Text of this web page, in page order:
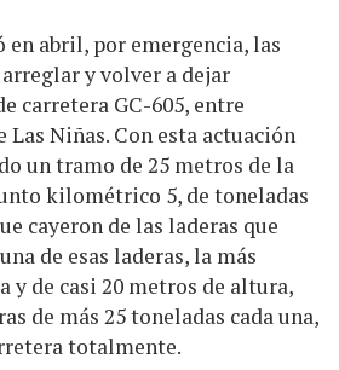
en abril, por emergencia, las
y volver a dejar
carretera GC-605, entre
Las Niñas. Con esta actuación
un tramo de 25 metros de la
kilométrico 5, de toneladas
cayeron de las laderas que
de esas laderas, la más
y de casi 20 metros de altura,
de más 25 toneladas cada una,
totalmente.